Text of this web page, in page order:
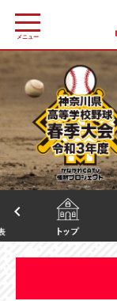
メニュー
keyboard_arrow_left